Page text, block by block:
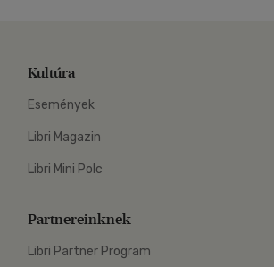
Kultúra
Események
Libri Magazin
Libri Mini Polc
Partnereinknek
Libri Partner Program